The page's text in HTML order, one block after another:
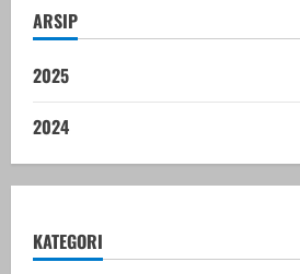
ARSIP
2025
2024
KATEGORI